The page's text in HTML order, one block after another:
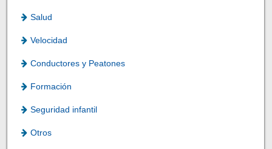
Salud
Velocidad
Conductores y Peatones
Formación
Seguridad infantil
Otros